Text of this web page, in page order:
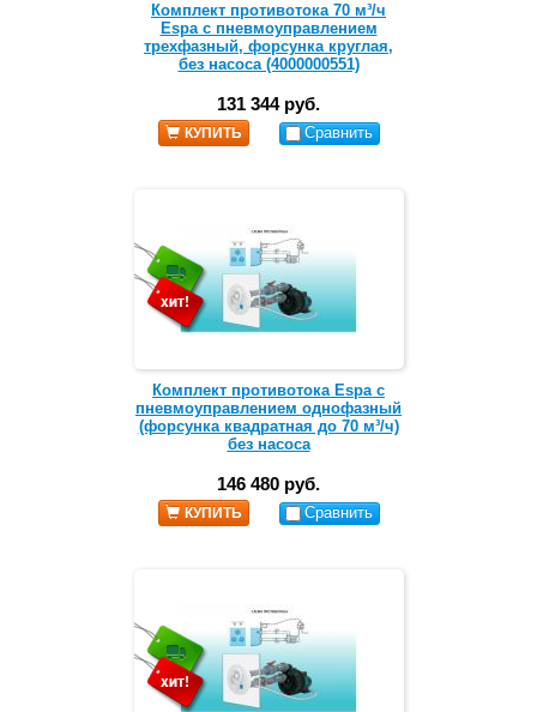
Комплект противотока 70 м³/ч
Espa с пневмоуправлением
трехфазный, форсунка круглая,
без насоса (4000000551)
131 344 руб.
КУПИТЬ Сравнить
Комплект противотока Espa с
пневмоуправлением однофазный
(форсунка квадратная до 70 м³/ч)
без насоса
146 480 руб.
КУПИТЬ Сравнить